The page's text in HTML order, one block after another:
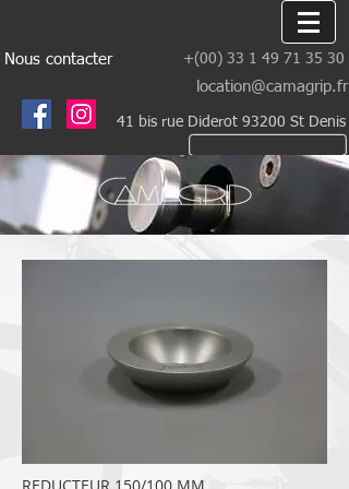
Nous contacter +(00) 33 1 49 71 35 30
location@camagrip.fr
41 bis rue Diderot 93200 St Denis